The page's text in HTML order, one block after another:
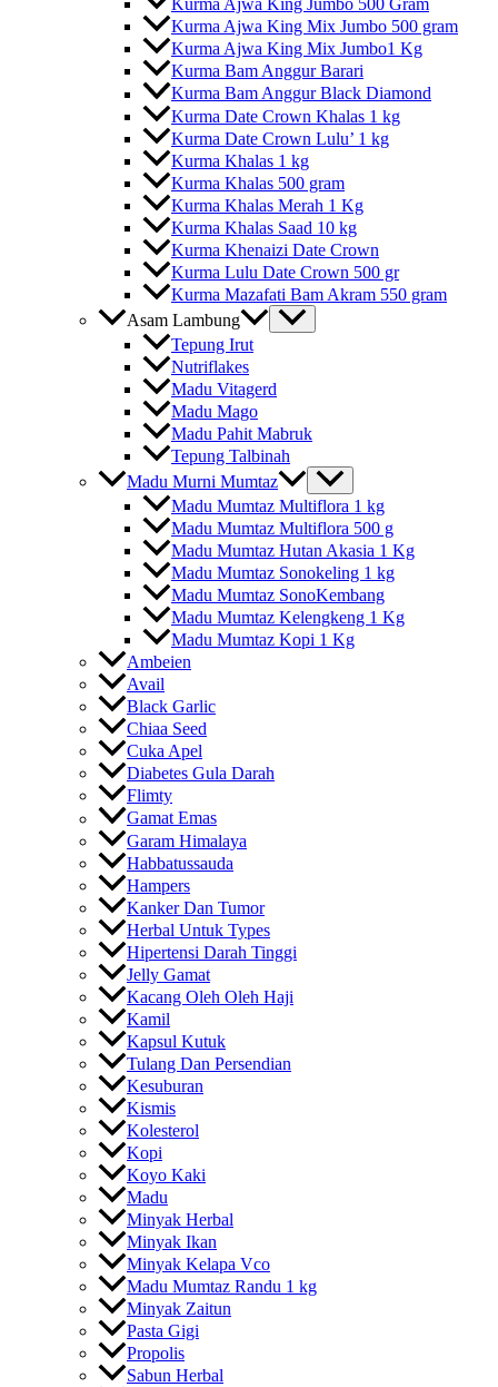
Kurma Ajwa King Jumbo 500 Gram
Kurma Ajwa King Mix Jumbo 500 gram
Kurma Ajwa King Mix Jumbo1 Kg
Kurma Bam Anggur Barari
Kurma Bam Anggur Black Diamond
Kurma Date Crown Khalas 1 kg
Kurma Date Crown Lulu’ 1 kg
Kurma Khalas 1 kg
Kurma Khalas 500 gram
Kurma Khalas Merah 1 Kg
Kurma Khalas Saad 10 kg
Kurma Khenaizi Date Crown
Kurma Lulu Date Crown 500 gr
Kurma Mazafati Bam Akram 550 gram
Asam Lambung
Tepung Irut
Nutriflakes
Madu Vitagerd
Madu Mago
Madu Pahit Mabruk
Tepung Talbinah
Madu Murni Mumtaz
Madu Mumtaz Multiflora 1 kg
Madu Mumtaz Multiflora 500 g
Madu Mumtaz Hutan Akasia 1 Kg
Madu Mumtaz Sonokeling 1 kg
Madu Mumtaz SonoKembang
Madu Mumtaz Kelengkeng 1 Kg
Madu Mumtaz Kopi 1 Kg
Ambeien
Avail
Black Garlic
Chiaa Seed
Cuka Apel
Diabetes Gula Darah
Flimty
Gamat Emas
Garam Himalaya
Habbatussauda
Hampers
Kanker Dan Tumor
Herbal Untuk Types
Hipertensi Darah Tinggi
Jelly Gamat
Kacang Oleh Oleh Haji
Kamil
Kapsul Kutuk
Tulang Dan Persendian
Kesuburan
Kismis
Kolesterol
Kopi
Koyo Kaki
Madu
Minyak Herbal
Minyak Ikan
Minyak Kelapa Vco
Madu Mumtaz Randu 1 kg
Minyak Zaitun
Pasta Gigi
Propolis
Sabun Herbal